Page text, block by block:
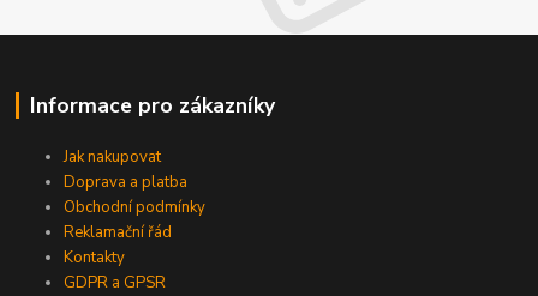
Informace pro zákazníky
Jak nakupovat
Doprava a platba
Obchodní podmínky
Reklamační řád
Kontakty
GDPR a GPSR